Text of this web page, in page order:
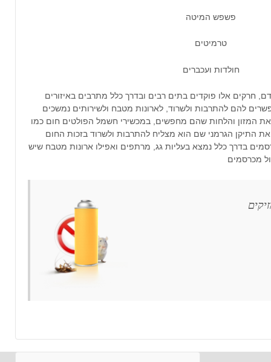
פשפש המיטה
טרמיטים
חולדות ועכברים
חרקים אלו פוקדים בתים רבים ובדרך כלל מתרבים באיזורים
להם להתרבות ולשרוד, לארונות מטבח ולשירותים נמשכים
המזון והלחות שהם מחפשים, במכשירי חשמל הפולטים חום כמו
לרוב את התיקן הגרמני שם הוא מצליח להתרבות ולשרוד בזכות החום
בדרך כלל נמצא בעליות גג, מרתפים ואפילו ארונות מטבח שיש
מכרסמים